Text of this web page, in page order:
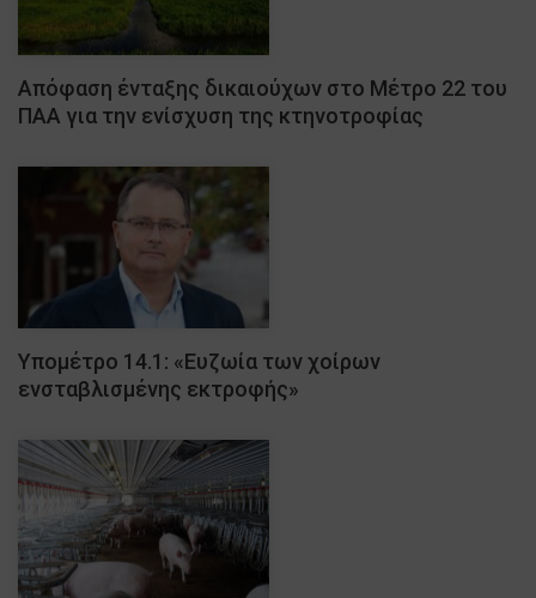
Απόφαση ένταξης δικαιούχων στο Μέτρο 22 του
ΠΑΑ για την ενίσχυση της κτηνοτροφίας
Υπομέτρο 14.1: «Ευζωία των χοίρων
ενσταβλισμένης εκτροφής»